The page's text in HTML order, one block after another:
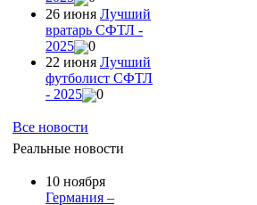
26 июня Лучший
вратарь СФТЛ -
2025
0
22 июня Лучший
футболист СФТЛ
- 2025
0
Все новости
Реальные новости
10 ноября
Германия –